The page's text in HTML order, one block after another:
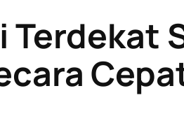
Terdekat